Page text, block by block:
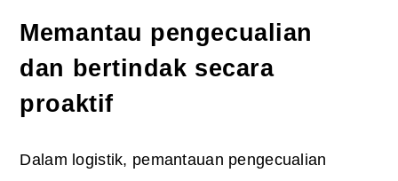
Memantau pengecualian
dan bertindak secara
proaktif
Dalam logistik, pemantauan pengecualian